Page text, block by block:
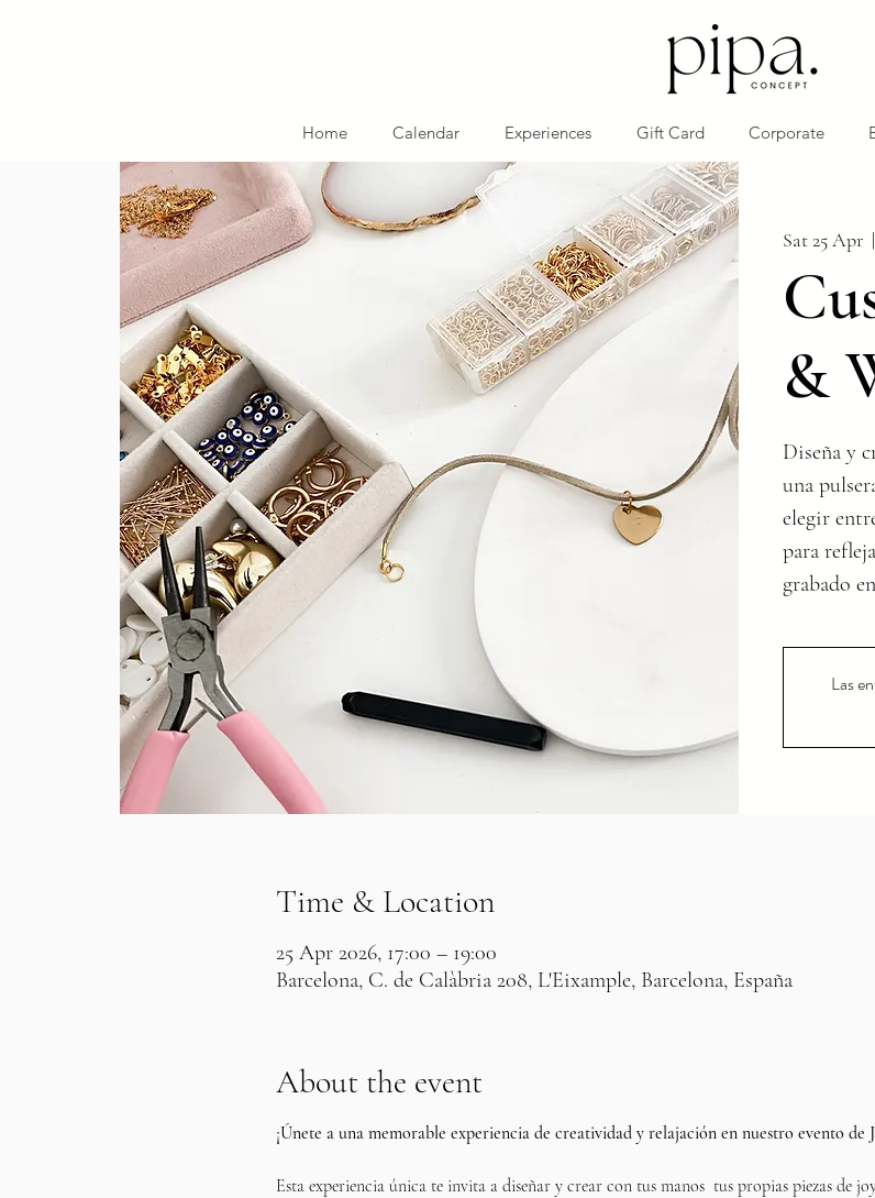
Home Calendar Experiences Gift Card Corporate
Sat 25 Apr
  |
&
Diseña y
una
elegir
para
grabado
Las
Time & Location
25 Apr 2026, 17:00 – 19:00
Barcelona, C. de Calàbria 208, L'Eixample, Barcelona, España
About the event
¡Únete a una memorable experiencia de creatividad y relajación en nuestro evento de
Esta experiencia única te invita a diseñar y crear con tus manos  tus propias piezas de